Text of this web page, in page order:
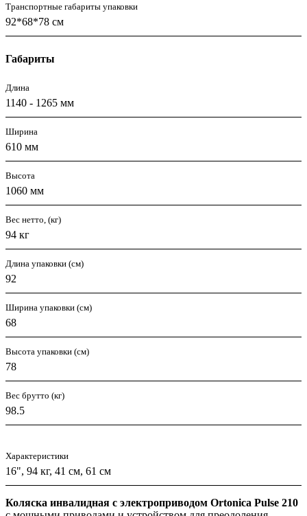
Транспортные габариты упаковки
92*68*78 см
Габариты
Длина
1140 - 1265 мм
Ширина
610 мм
Высота
1060 мм
Вес нетто, (кг)
94 кг
Длина упаковки (см)
92
Ширина упаковки (см)
68
Высота упаковки (см)
78
Вес брутто (кг)
98.5
Характеристики
16", 94 кг, 41 см, 61 см
Коляска инвалидная с электроприводом Ortonica Pulse 210